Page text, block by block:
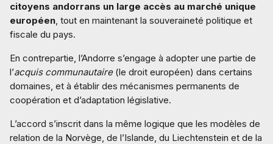
citoyens andorrans un large accès au marché unique
européen, tout en maintenant la souveraineté politique et
fiscale du pays.
En contrepartie, l’Andorre s’engage à adopter une partie de
l’acquis communautaire(le droit européen) dans certains
domaines, et à établir des mécanismes permanents de
coopération et d’adaptation législative.
L’accord s’inscrit dans la même logique que les modèles de
relation de la Norvège, de l’Islande, du Liechtenstein et de la